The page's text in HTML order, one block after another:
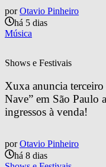
por Otavio Pinheiro
há 5 dias
Música
Shows e Festivais
Xuxa anuncia
Nave” em São Paulo
ingressos à venda!
por Otavio Pinheiro
há 8 dias